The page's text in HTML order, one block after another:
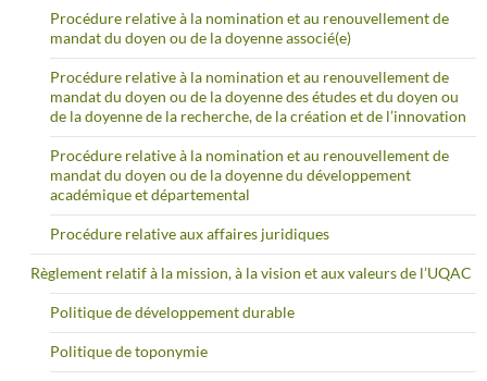
Procédure relative à la nomination et au renouvellement de
mandat du doyen ou de la doyenne associé(e)
Procédure relative à la nomination et au renouvellement de
mandat du doyen ou de la doyenne des études et du doyen ou
de la doyenne de la recherche, de la création et de l’innovation
Procédure relative à la nomination et au renouvellement de
mandat du doyen ou de la doyenne du développement
académique et départemental
Procédure relative aux affaires juridiques
Règlement relatif à la mission, à la vision et aux valeurs de l’UQAC
Politique de développement durable
Politique de toponymie